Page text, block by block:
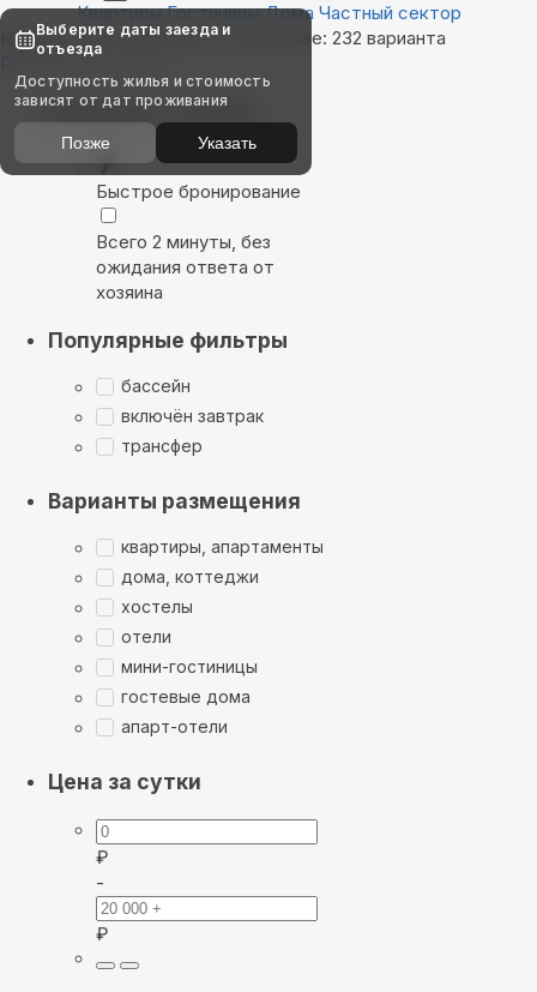
Квартиры Гостиницы Дома Частный сектор
Найдём, где остановиться в Москве: 232 варианта
Показать на карте
Выбирайте лучшее
Быстрое бронирование
Всего 2 минуты, без
ожидания ответа от
хозяина
Популярные фильтры
бассейн
включён завтрак
трансфер
Варианты размещения
квартиры, апартаменты
дома, коттеджи
хостелы
отели
мини-гостиницы
гостевые дома
апарт-отели
Цена за сутки
₽
-
₽
Выберите даты заезда и
отъезда
Доступность жилья и стоимость
зависят от дат проживания
Позже Указать